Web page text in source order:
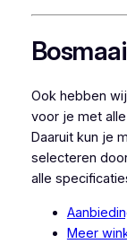
Ook hebben
voor je met
Daaruit kun je
selecteren
alle
Meer